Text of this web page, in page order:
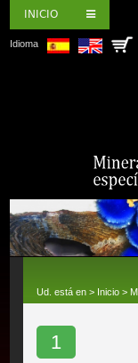
INICIO
Idioma
Ud. está en > Inicio >
1